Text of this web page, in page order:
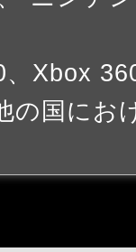
Xbox
の国にお